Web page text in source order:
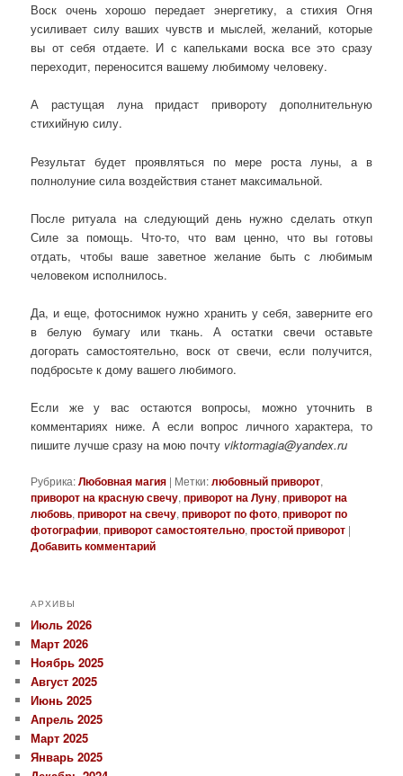
Воск очень хорошо передает энергетику, а стихия Огня
усиливает силу ваших чувств и мыслей, желаний, которые
вы от себя отдаете. И с капельками воска все это сразу
переходит, переносится вашему любимому человеку.
А растущая луна придаст привороту дополнительную
стихийную силу.
Результат будет проявляться по мере роста луны, а в
полнолуние сила воздействия станет максимальной.
После ритуала на следующий день нужно сделать откуп
Силе за помощь. Что-то, что вам ценно, что вы готовы
отдать, чтобы ваше заветное желание быть с любимым
человеком исполнилось.
Да, и еще, фотоснимок нужно хранить у себя, заверните его
в белую бумагу или ткань. А остатки свечи оставьте
догорать самостоятельно, воск от свечи, если получится,
подбросьте к дому вашего любимого.
Если же у вас остаются вопросы, можно уточнить в
комментариях ниже. А если вопрос личного характера, то
пишите лучше сразу на мою почту viktormagia@yandex.ru
Рубрика:Любовная магия | Метки:любовный приворот,
приворот на красную свечу,приворот на Луну,приворот на
любовь,приворот на свечу,приворот по фото,приворот по
фотографии,приворот самостоятельно,простой приворот |
Добавить комментарий
АРХИВЫ
Июль 2026
Март 2026
Ноябрь 2025
Август 2025
Июнь 2025
Апрель 2025
Март 2025
Январь 2025